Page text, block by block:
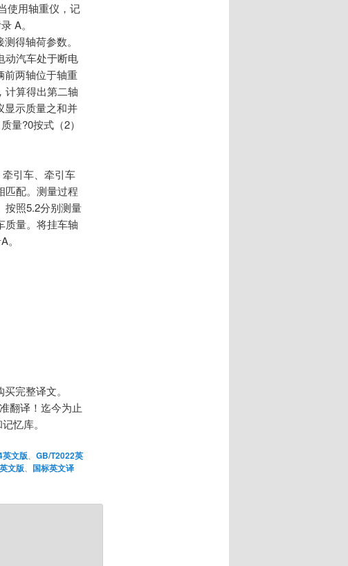
使用轴重仪，记
A。
得轴荷参数。
动汽车处于断电
前两轴位于轴重
计算得出第二轴
显示质量之和并
量?0按式（2）
引车、牵引车
匹配。测量过程
按照5.2分别测量
质量。将挂车轴
完整译文。
翻译！迄今为止
忆库。
文版
GB/T2022英
文版
国标英文译